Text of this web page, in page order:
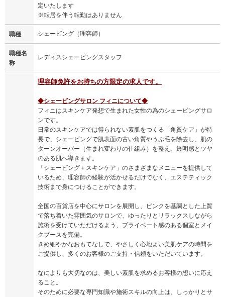
定いたします
※転居を伴う転勤はありません
職種 シェービング（理容師）
職種名
称
レディスシェービングスタッフ
理容師免許をお持ちの方限定の求人です。
◆シェービングサロン フィニについて◆
フィニはスキンケア発想で生まれた女性の為のシェービングサロ
ンです。
日常のスキンケアでは得られない素肌をつくる「角質ケア」が特
長で、シェービングで肌表面の古い角質やうぶ毛を除去し、肌の
ターンオーバー（生まれ変わりの仕組み）を整え、透明感とツヤ
のある肌へ導きます。
「シェービング＋スキンケア」のさまざまなメニューを提供して
いるため、理容師の経験が活かせるだけでなく、エステティック
技術まで身につけることができます。
全国の百貨店を中心にサロンを展開し、ピンクを基調とした上質
で落ち着いた雰囲気のサロンで、ゆったりとリラックスしながら
施術を受けていただけるよう、プライベート感のある個室とメイ
クブースを完備。
きめ細やかなおもてなしで、やさしく心地よい美肌ケアの時間を
ご提供し、多くのお客様のご支持・信頼をいただいています。
なによりも大切なのは、美しい素肌を求めるお客様の想いに応え
ること。
そのために必要な専門知識や施術スキルの向上は、しっかりとサ